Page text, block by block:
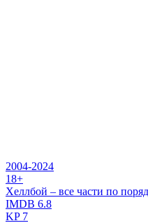
2004-2024
18+
Хеллбой – все части по
IMDB 6.8
KP7